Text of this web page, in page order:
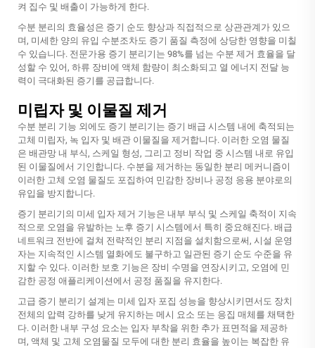
켜 집수 및 배출이 가능하게 한다.
수분 분리의 효율성은 증기 순도 향상과 직접적으로 상관관계가 있으
며, 미세한 양의 유입 수분조차도 증기 품질 측정에 상당한 영향을 미칠
수 있습니다. 전문가용 증기 분리기는 98%를 넘는 수분 제거 효율을 달
성할 수 있어, 하류 장비에 액체 함량이 최소화되고 열 에너지 전달 능
력이 극대화된 증기를 공급합니다.
미립자 및 이물질 제거
수분 분리 기능 외에도 증기 분리기는 증기 배급 시스템 내에 축적되는
고체 미립자, 녹 입자 및 배관 이물질을 제거합니다. 이러한 오염 물질
은 배관망 내 부식, 스케일 형성, 그리고 정비 작업 중 시스템 내로 유입
된 이물질에서 기인합니다. 수분을 제거하는 동일한 분리 메커니즘이
이러한 고체 오염 물질도 포집하여 민감한 장비나 공정 응용 분야로의
유입을 방지합니다.
증기 분리기의 미세 입자 제거 기능은 내부 부식 및 스케일 축적이 지속
적으로 오염을 유발하는 노후 증기 시스템에서 특히 중요해진다. 배급
네트워크 전반에 걸쳐 전략적인 분리 지점을 설치함으로써, 시설 운영
자는 지속적인 시스템 열화에도 불구하고 일관된 증기 순도 수준을 유
지할 수 있다. 이러한 보호 기능은 장비 수명을 연장시키고, 오염에 민
감한 공정 애플리케이션에서 공정 품질을 유지한다.
고급 증기 분리기 설계는 미세 입자 포집 성능을 향상시키면서도 장치
전체의 압력 강하를 낮게 유지하는 메시 요소 또는 응집 매체를 채택한
다. 이러한 내부 구성 요소는 입자 부착을 위한 추가 표면적을 제공하
며, 액체 및 고체 오염물질 모두에 대한 분리 효율을 높이는 복잡한 유